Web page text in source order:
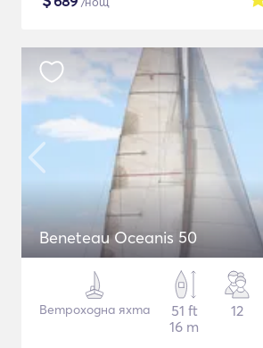
Beneteau Oceanis 50
Ветроходна яхта
51 ft
16 m
12